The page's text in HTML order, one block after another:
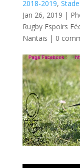
2018-2019,
Jan 26, 2019 |
Rugby Espoirs
Nantais | 0